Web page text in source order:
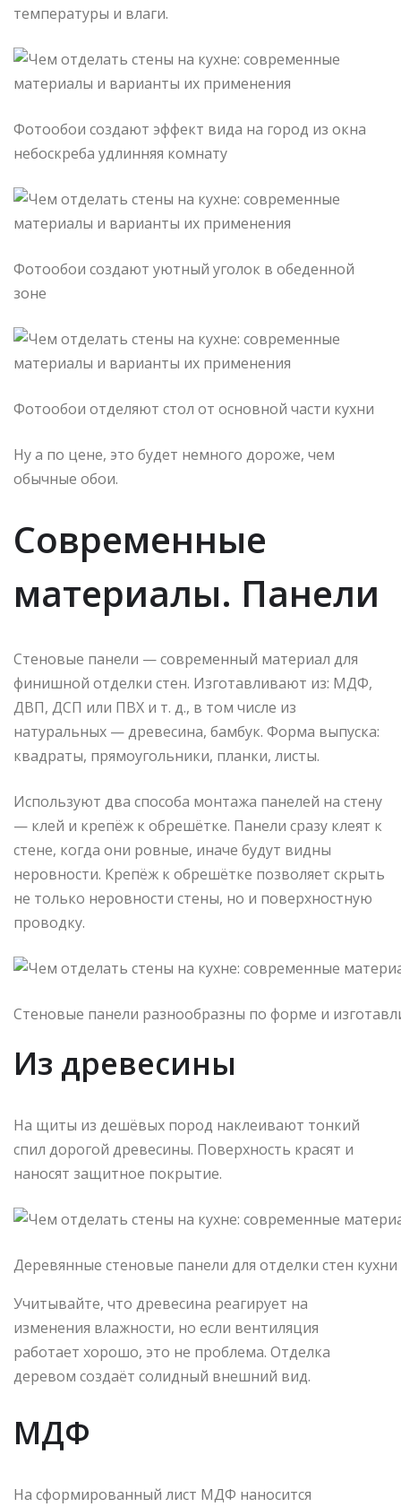
температуры и влаги.
Фотообои создают эффект вида на город из окна
небоскреба удлинняя комнату
Фотообои создают уютный уголок в обеденной
зоне
Фотообои отделяют стол от основной части кухни
Ну а по цене, это будет немного дороже, чем
обычные обои.
Современные
материалы. Панели
Стеновые панели — современный материал для
финишной отделки стен. Изготавливают из: МДФ,
ДВП, ДСП или ПВХ и т. д., в том числе из
натуральных — древесина, бамбук. Форма выпуска:
квадраты, прямоугольники, планки, листы.
Используют два способа монтажа панелей на стену
— клей и крепёж к обрешётке. Панели сразу клеят к
стене, когда они ровные, иначе будут видны
неровности. Крепёж к обрешётке позволяет скрыть
не только неровности стены, но и поверхностную
проводку.
Стеновые панели разнообразны по форме и
Из древесины
На щиты из дешёвых пород наклеивают тонкий
спил дорогой древесины. Поверхность красят и
наносят защитное покрытие.
Деревянные стеновые панели для отделки стен
Учитывайте, что древесина реагирует на
изменения влажности, но если вентиляция
работает хорошо, это не проблема. Отделка
деревом создаёт солидный внешний вид.
МДФ
На сформированный лист МДФ наносится